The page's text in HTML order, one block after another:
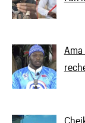
Ama